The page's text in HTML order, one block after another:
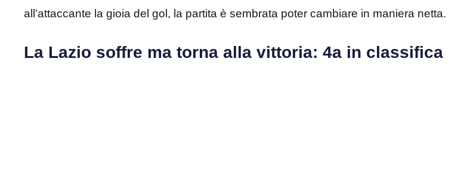
all’attaccante la gioia del gol, la partita è sembrata poter cambiare in maniera netta.
La Lazio soffre ma torna alla vittoria: 4a in classifica